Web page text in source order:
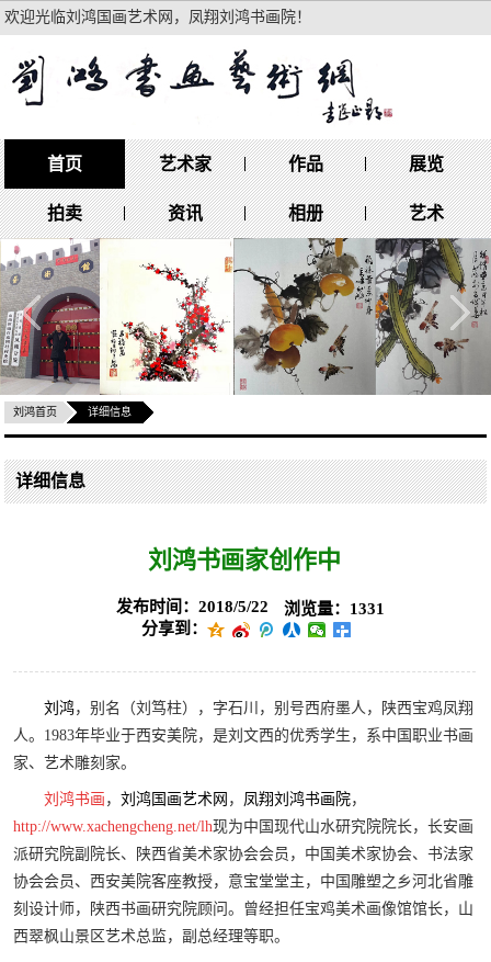
欢迎光临刘鸿国画艺术网，凤翔刘鸿书画院！
买家服务中心：
首页 艺术家 作品 展览
拍卖 资讯 相册 艺术
刘鸿首页 详细信息
详细信息
刘鸿书画家创作中
发布时间：2018/5/22
浏览量：1331
分享到：
刘鸿，别名（刘笃柱），字石川，别号西府墨人，陕西宝鸡凤翔
人。1983年毕业于西安美院，是刘文西的优秀学生，系中国职业书画
家、艺术雕刻家。
刘鸿书画 ，刘鸿国画艺术网 ， 凤翔刘鸿书画院，
http://www.xachengcheng.net/lh现为中国现代山水研究院院长，长安画
派研究院副院长、陕西省美术家协会会员，中国美术家协会、书法家
协会会员、西安美院客座教授，意宝堂堂主，中国雕塑之乡河北省雕
刻设计师，陕西书画研究院顾问。曾经担任宝鸡美术画像馆馆长，山
西翠枫山景区艺术总监，副总经理等职。